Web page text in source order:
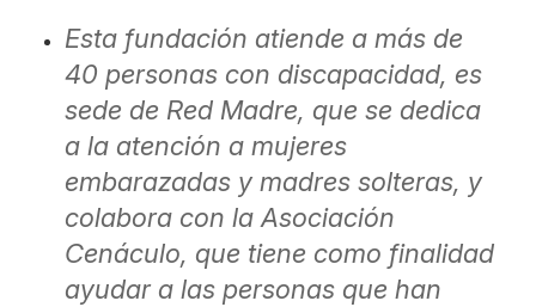
Esta fundación atiende a más de
40 personas con discapacidad, es
sede de Red Madre, que se dedica
a la atención a mujeres
embarazadas y madres solteras, y
colabora con la Asociación
Cenáculo, que tiene como finalidad
ayudar a las personas que han